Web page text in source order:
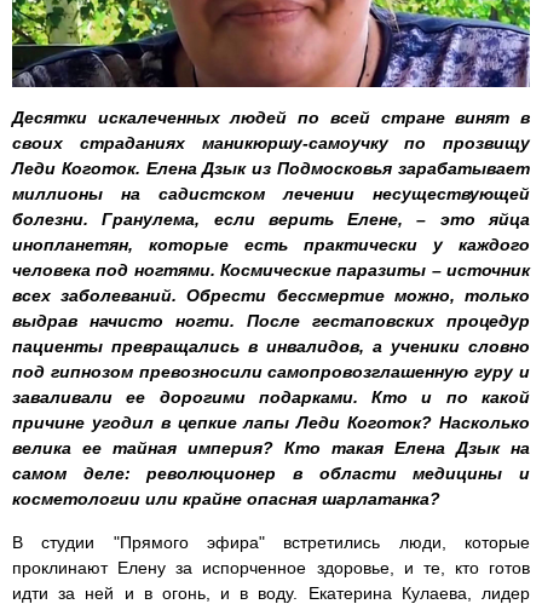
Десятки искалеченных людей по всей стране винят в
своих страданиях маникюршу-самоучку по прозвищу
Леди Коготок. Елена Дзык из Подмосковья зарабатывает
миллионы на садистском лечении несуществующей
болезни. Гранулема, если верить Елене, – это яйца
инопланетян, которые есть практически у каждого
человека под ногтями. Космические паразиты – источник
всех заболеваний. Обрести бессмертие можно, только
выдрав начисто ногти. После гестаповских процедур
пациенты превращались в инвалидов, а ученики словно
под гипнозом превозносили самопровозглашенную гуру и
заваливали ее дорогими подарками. Кто и по какой
причине угодил в цепкие лапы Леди Коготок? Насколько
велика ее тайная империя? Кто такая Елена Дзык на
самом деле: революционер в области медицины и
косметологии или крайне опасная шарлатанка?
В студии "Прямого эфира" встретились люди, которые
проклинают Елену за испорченное здоровье, и те, кто готов
идти за ней и в огонь, и в воду. Екатерина Кулаева, лидер